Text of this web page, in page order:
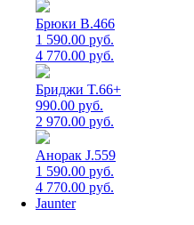
Брюки B.466
1 590.00 руб.
4 770.00 руб.
Бриджи T.66+
990.00 руб.
2 970.00 руб.
Анорак J.559
1 590.00 руб.
4 770.00 руб.
Jaunter